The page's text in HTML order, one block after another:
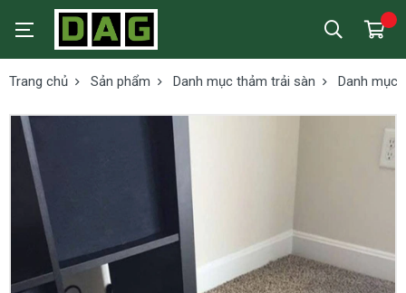
Trang chủ Sản phẩm Danh mục thảm trải sàn Danh mục